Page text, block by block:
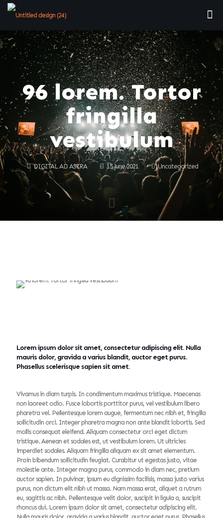
96 lorem. Tortor
fringilla
vestibulum
DIGITAL AD ASTRA 15 June 2021 Uncategorized
Lorem ipsum dolor sit amet, consectetur adipiscing elit. Nulla
mauris dolor, gravida a varius blandit, auctor eget purus.
Phasellus scelerisque sapien sit amet.
Vivamus in diam turpis. In condimentum maximus tristique. Maecenas
non laoreet odio. Fusce lobortis porttitor purus, vel vestibulum libero
pharetra vel. Pellentesque lorem augue, fermentum nec nibh et, fringilla
sollicitudin orci. Integer pharetra magna non ante blandit lobortis. Sed
mollis consequat eleifend. Aliquam consectetur orci eget dictum
tristique. Aenean et sodales est, ut vestibulum lorem. Ut ultricies
imperdiet sodales. Aliquam fringilla aliquam ex sit amet elementum.
Proin bibendum sollicitudin feugiat. Curabitur ut egestas justo, vitae
molestie ante. Integer magna purus, commodo in diam nec, pretium
auctor sapien. In pulvinar, ipsum eu dignissim facilisis, massa justo varius
purus, non dictum elit nibh ut massa. Nam massa erat, aliquet a rutrum
eu, sagittis ac nibh. Pellentesque velit dolor, suscipit in ligula a, suscipit
rhoncus dui. Lorem ipsum dolor sit amet, consectetur adipiscing elit.